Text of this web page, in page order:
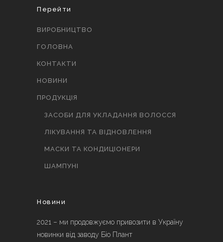
Перейти
ВИРОБНИЦТВО
ГОЛОВНА
КОНТАКТИ
НОВИНИ
ПРОДУКЦІЯ
ЗАСОБИ ДЛЯ УКЛАДАННЯ ВОЛОССЯ
ЛІКУВАННЯ ТА ВІДНОВЛЕННЯ
МАСКИ ТА КОНДИЦІОНЕРИ
ШАМПУНІ
Новини
2021 – ми продовжуємо привозити в Україну
новинки від заводу Біо Плант